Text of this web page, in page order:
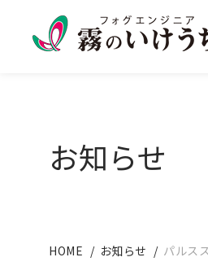
お知らせ
HOME お知らせ パルス